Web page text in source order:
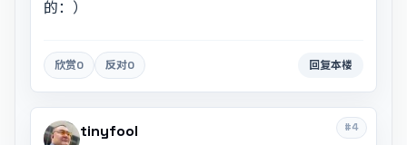
的：）
欣赏0 反对0 回复本楼
#4
tinyfool